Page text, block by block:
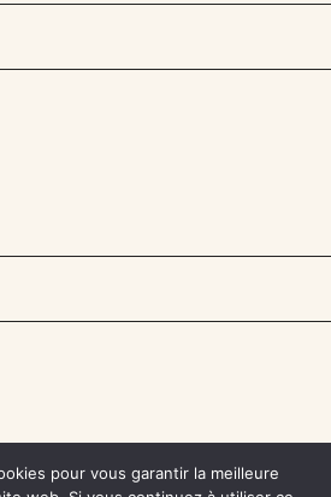
pour vous garantir la meilleure